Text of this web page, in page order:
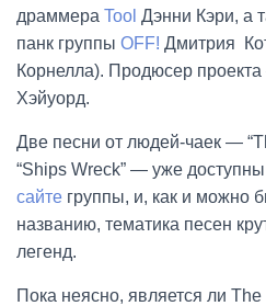
драммера Tool Дэнни Кэри, а
панк группы OFF! Дмитрия
Корнелла). Продюсер
Хэйуорд.
Две песни от людей-чаек —
“Ships Wreck” — уже
сайте группы, и, как и можно
названию, тематика песен
легенд.
Пока неясно, является ли